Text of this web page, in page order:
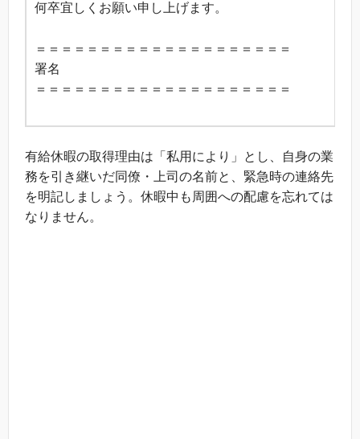
何卒宜しくお願い申し上げます。
＝＝＝＝＝＝＝＝＝＝＝＝＝＝＝＝＝＝＝＝
署名
＝＝＝＝＝＝＝＝＝＝＝＝＝＝＝＝＝＝＝＝
有給休暇の取得理由は「私用により」とし、自身の業
務を引き継いだ同僚・上司の名前と、緊急時の連絡先
を明記しましょう。休暇中も周囲への配慮を忘れては
なりません。